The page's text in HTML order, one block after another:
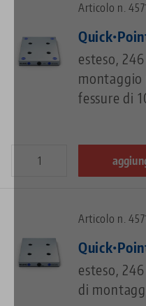
Articolo n.
esteso,
montaggio
fessure di
Articolo n.
esteso,
di